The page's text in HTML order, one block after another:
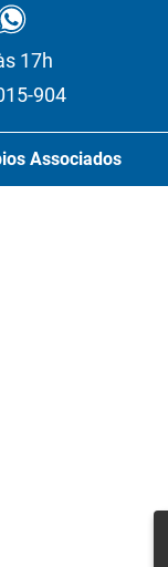
17h
904
Associados